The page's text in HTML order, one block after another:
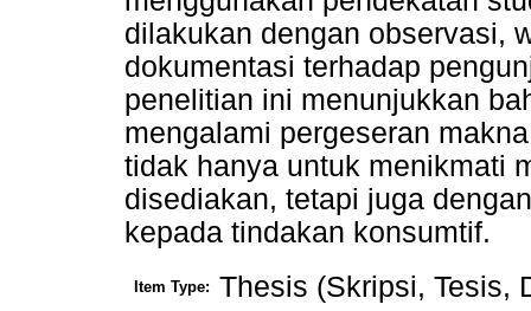
dilakukan dengan observasi,
dokumentasi terhadap
penelitian ini menunjukkan
mengalami pergeseran
tidak hanya untuk menikmati
disediakan, tetapi juga
kepada tindakan konsumtif.
Item Type: Thesis (Skripsi, Tesis,